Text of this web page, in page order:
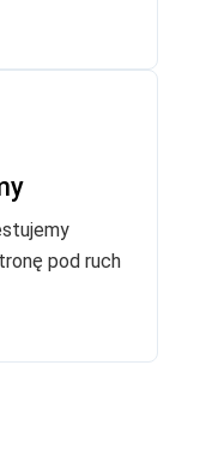
pod ruch